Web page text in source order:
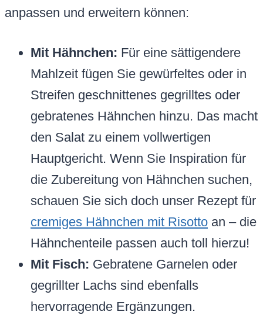
anpassen und erweitern können:
Mit Hähnchen: Für eine sättigendere
Mahlzeit fügen Sie gewürfeltes oder in
Streifen geschnittenes gegrilltes oder
gebratenes Hähnchen hinzu. Das macht
den Salat zu einem vollwertigen
Hauptgericht. Wenn Sie Inspiration für
die Zubereitung von Hähnchen suchen,
schauen Sie sich doch unser Rezept für
cremiges Hähnchen mit Risotto an – die
Hähnchenteile passen auch toll hierzu!
Mit Fisch: Gebratene Garnelen oder
gegrillter Lachs sind ebenfalls
hervorragende Ergänzungen.